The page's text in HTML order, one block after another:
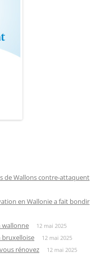
de Wallons contre-attaquent
en Wallonie a fait bondir
wallonne 12 mai 2025
bruxelloise 12 mai 2025
rénovez 12 mai 2025